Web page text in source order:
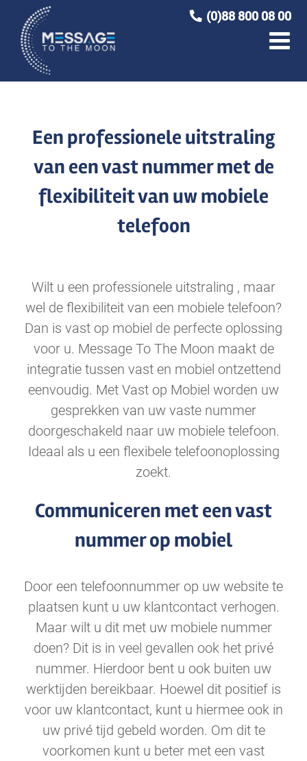
(0)88 800 08 00
naar
inhoud
Een professionele uitstraling
van een vast nummer met de
flexibiliteit van uw mobiele
telefoon
Wilt u een professionele uitstraling , maar
wel de flexibiliteit van een mobiele telefoon?
Dan is vast op mobiel de perfecte oplossing
voor u. Message To The Moon maakt de
integratie tussen vast en mobiel ontzettend
eenvoudig. Met Vast op Mobiel worden uw
gesprekken van uw vaste nummer
doorgeschakeld naar uw mobiele telefoon.
Ideaal als u een flexibele telefoonoplossing
zoekt.
Communiceren met een vast
nummer op mobiel
Door een telefoonnummer op uw website te
plaatsen kunt u uw klantcontact verhogen.
Maar wilt u dit met uw mobiele nummer
doen? Dit is in veel gevallen ook het privé
nummer. Hierdoor bent u ook buiten uw
werktijden bereikbaar. Hoewel dit positief is
voor uw klantcontact, kunt u hiermee ook in
uw privé tijd gebeld worden. Om dit te
voorkomen kunt u beter met een vast